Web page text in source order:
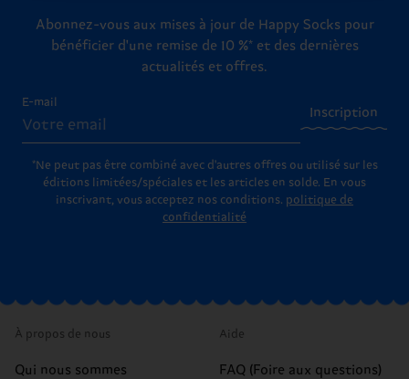
Abonnez-vous aux mises à jour de Happy Socks pour
bénéficier d'une remise de 10 %* et des dernières
actualités et offres.
E-mail
Inscription
*Ne peut pas être combiné avec d'autres offres ou utilisé sur les
éditions limitées/spéciales et les articles en solde. En vous
inscrivant, vous acceptez nos conditions. politique de
confidentialité
À propos de nous
Qui nous sommes
Aide
FAQ (Foire aux questions)